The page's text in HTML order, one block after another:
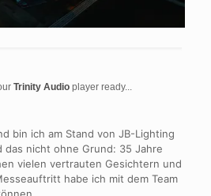
Trinity Audioplayer ready...
bin ich am Stand von JB-Lighting
das nicht ohne Grund: 35 Jahre
vielen vertrauten Gesichtern und
habe ich mit dem Team